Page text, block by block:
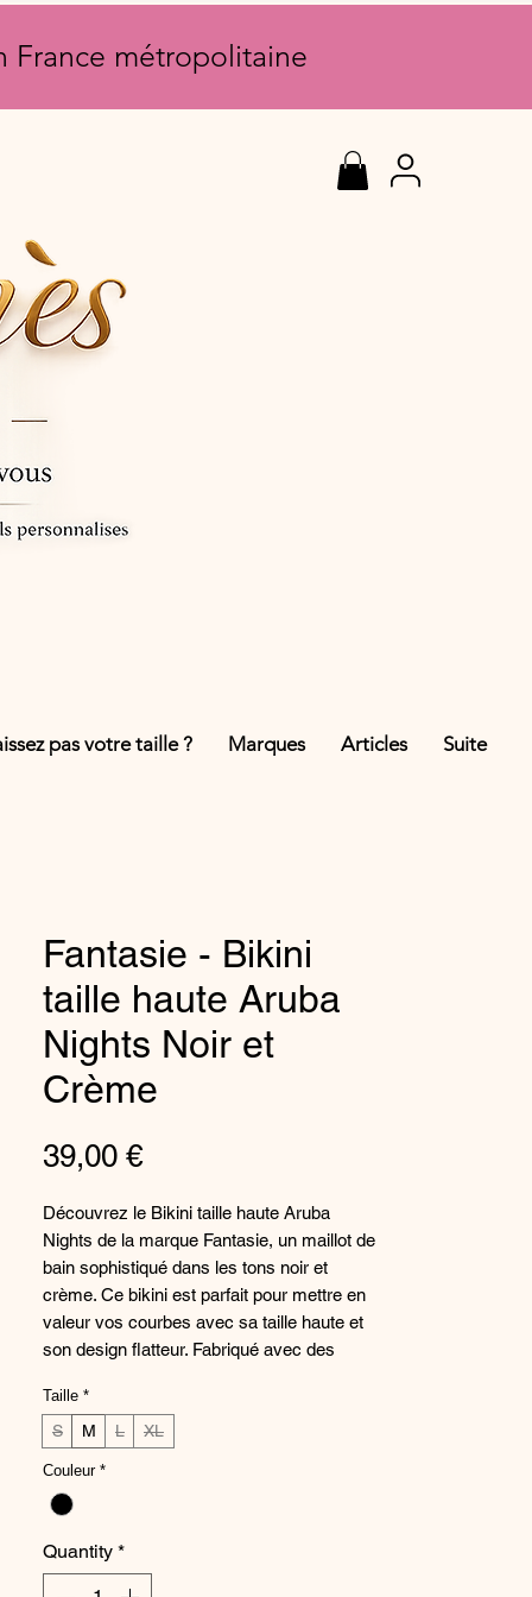
France métropolitaine
pas votre taille ? Marques Articles Suite
Fantasie - Bikini
taille haute Aruba
Nights Noir et
Crème
39,00 €Price
Découvrez le Bikini taille haute Aruba
Nights de la marque Fantasie, un maillot de
bain sophistiqué dans les tons noir et
crème. Ce bikini est parfait pour mettre en
valeur vos courbes avec sa taille haute et
son design flatteur. Fabriqué avec des
bain est à la fois élégant et durable. Parfait
pour une journée à la plage ou au bord de
une touche d'élégance à votre collection de
maillots de bain avec le Bikini taille haute
Aruba Nights de Fantasie.
Taille *
S M L XL
Couleur *
Quantity *